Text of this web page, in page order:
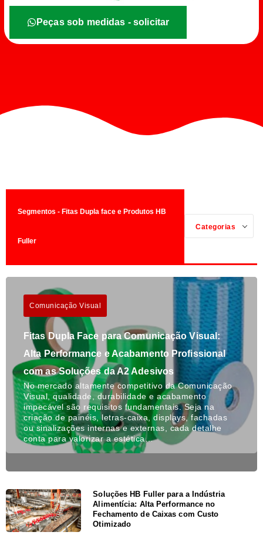
Peças sob medidas - solicitar
Segmentos - Fitas Dupla face e Produtos HB
Fuller
Categorias
Comunicação Visual
Fitas Dupla Face para Comunicação Visual:
Alta Performance e Acabamento Profissional
com as Soluções da A2 Adesivos
No mercado altamente competitivo da Comunicação
Visual, qualidade, durabilidade e acabamento
impecável são requisitos fundamentais. Seja na
criação de painéis, letras-caixa, displays, fachadas
ou sinalizações internas e externas, cada detalhe
conta para valorizar a estética…
Soluções HB Fuller para a Indústria
Alimentícia: Alta Performance no
Fechamento de Caixas com Custo
Otimizado